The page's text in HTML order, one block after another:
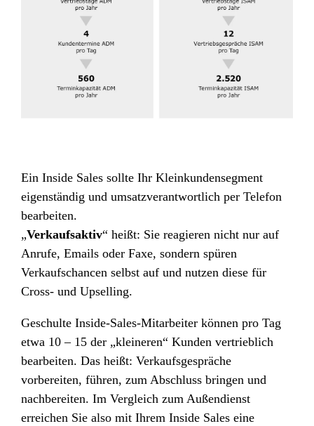
Ein Inside Sales sollte Ihr Kleinkundensegment
eigenständig und umsatzverantwortlich per Telefon
bearbeiten.
„Verkaufsaktiv“ heißt: Sie reagieren nicht nur auf
Anrufe, Emails oder Faxe, sondern spüren
Verkaufschancen selbst auf und nutzen diese für
Cross- und Upselling.
Geschulte Inside-Sales-Mitarbeiter können pro Tag
etwa 10 – 15 der „kleineren“ Kunden vertrieblich
bearbeiten. Das heißt: Verkaufsgespräche
vorbereiten, führen, zum Abschluss bringen und
nachbereiten. Im Vergleich zum Außendienst
erreichen Sie also mit Ihrem Inside Sales eine